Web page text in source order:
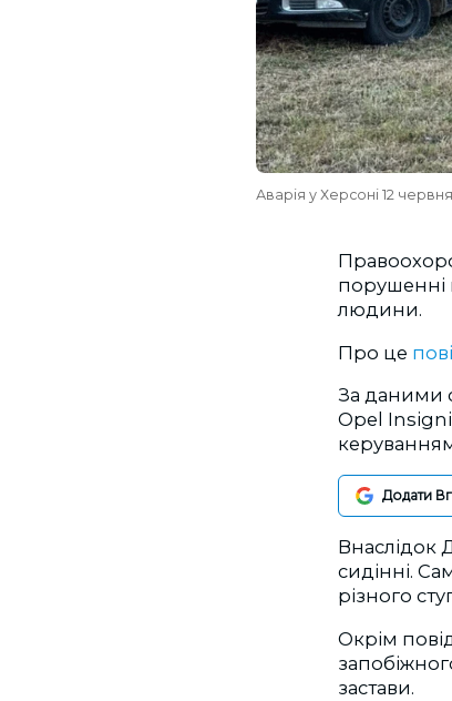
Аварія у Херсоні 12
порушенні
людини.
Про це
За даними
Opel
Додати
Внаслідок
сидінні.
різного
Окрім
застави.